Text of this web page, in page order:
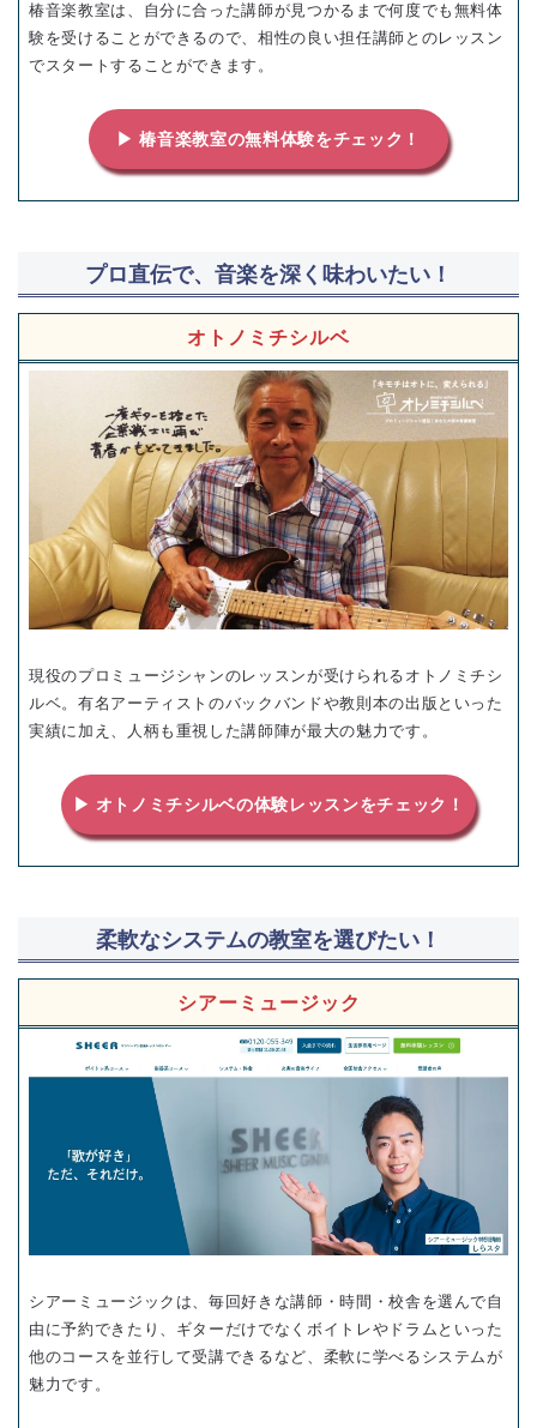
椿音楽教室は、自分に合った講師が見つかるまで何度でも無料体
験を受けることができるので、相性の良い担任講師とのレッスン
でスタートすることができます。
▶ 椿音楽教室の無料体験をチェック！
プロ直伝で、音楽を深く味わいたい！
オトノミチシルベ
現役のプロミュージシャンのレッスンが受けられるオトノミチシ
ルベ。有名アーティストのバックバンドや教則本の出版といった
実績に加え、人柄も重視した講師陣が最大の魅力です。
▶ オトノミチシルベの体験レッスンをチェック！
柔軟なシステムの教室を選びたい！
シアーミュージック
シアーミュージックは、毎回好きな講師・時間・校舎を選んで自
由に予約できたり、ギターだけでなくボイトレやドラムといった
他のコースを並行して受講できるなど、柔軟に学べるシステムが
魅力です。